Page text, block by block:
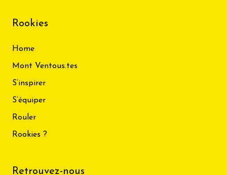
Rookies
Home
Mont Ventous.tes
S’inspirer
S’équiper
Rouler
Rookies ?
Retrouvez-nous